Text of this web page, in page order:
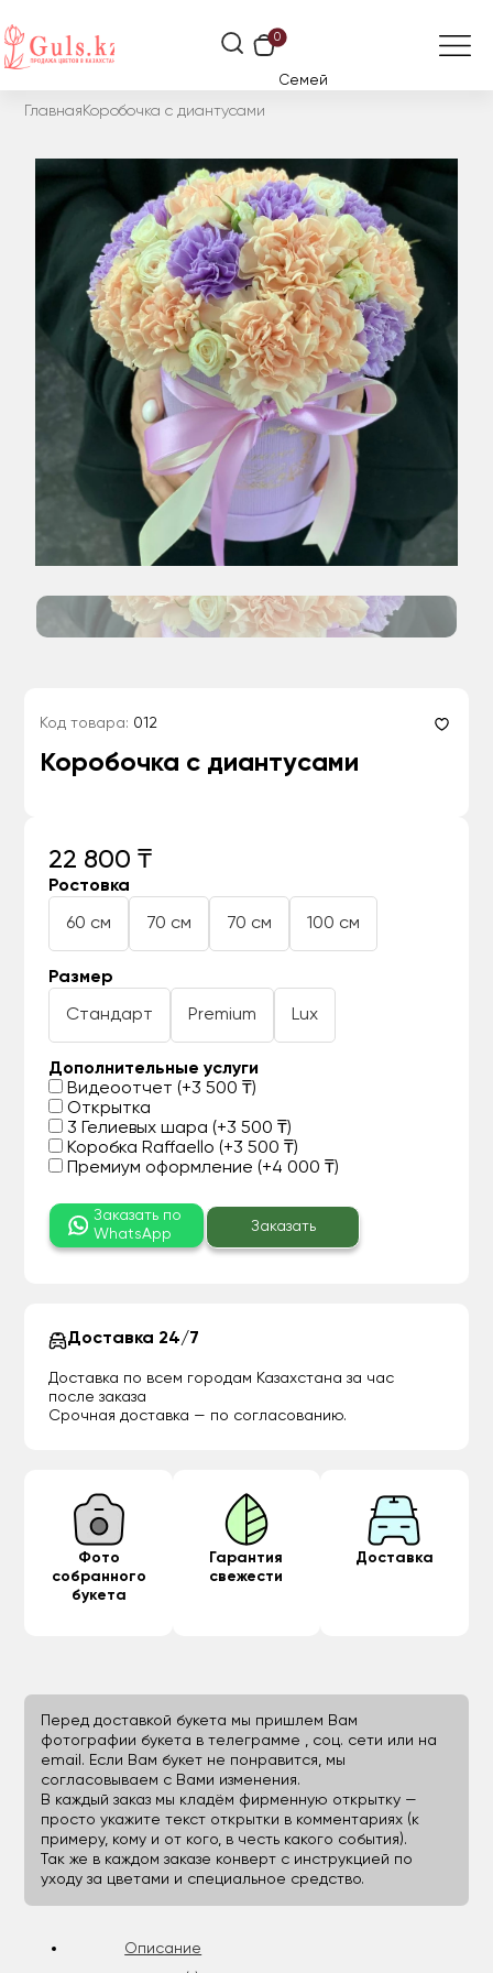
0
Семей
Главная Коробочка с диантусами
Код товара: 012
Коробочка с диантусами
22 800 ₸
Ростовка
60 см 70 см 70 см 100 см
Размер
Стандарт Premium Lux
Дополнительные услуги
Видеоотчет (+3 500 ₸)
Открытка
3 Гелиевых шара (+3 500 ₸)
Коробка Raffaello (+3 500 ₸)
Премиум оформление (+4 000 ₸)
Заказать по
WhatsApp
Заказать
Доставка 24/7
Доставка по всем городам Казахстана за час
после заказа
Срочная доставка — по согласованию.
Фото
собранного
букета
Гарантия
свежести
Доставка
Перед доставкой букета мы пришлем Вам
фотографии букета в телеграмме , соц. сети или на
email. Если Вам букет не понравится, мы
согласовываем с Вами изменения.
В каждый заказ мы кладём фирменную открытку —
просто укажите текст открытки в комментариях (к
примеру, кому и от кого, в честь какого события).
Так же в каждом заказе конверт с инструкцией по
уходу за цветами и специальное средство.
Описание